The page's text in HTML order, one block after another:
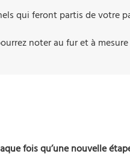
qui feront partis de votre
noter au fur et à mesure
fois qu’une nouvelle